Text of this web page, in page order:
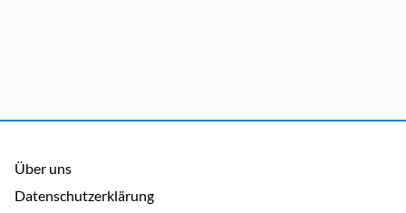
Über uns
Datenschutzerklärung